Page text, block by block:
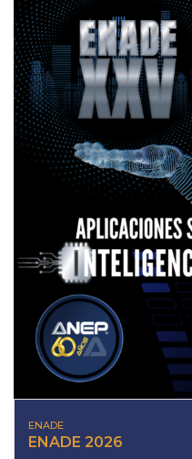
ENADE
ENADE 2026